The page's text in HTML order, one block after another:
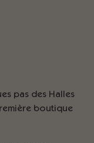
pas des Halles
boutique